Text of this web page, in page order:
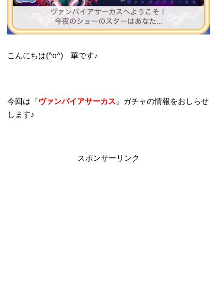
こんにちは(^o^) 華です♪
今回は『ヴァンパイアサーカス 』ガチャの情報をおしらせ
します♪
スポンサーリンク